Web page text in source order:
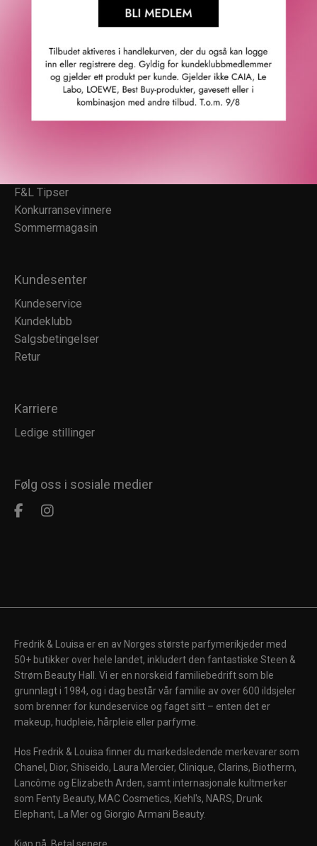
Fredrik & Louisa
Om Fredrik & Louisa
Autorisert forhandler
Redegjørelse åpenhetsloven
F&L Tipser
Konkurransevinnere
Sommermagasin
Kundesenter
Kundeservice
Kundeklubb
Salgsbetingelser
Retur
Karriere
Ledige stillinger
Følg oss i sosiale medier
Fredrik & Louisa er en av Norges største parfymerikjeder med
50+ butikker over hele landet, inkludert den fantastiske Steen &
Strøm Beauty Hall. Vi er en norskeid familiebedrift som ble
grunnlagt i 1984, og i dag består vår familie av over 600 ildsjeler
som brenner for kundeservice og faget sitt – enten det er
makeup, hudpleie, hårpleie eller parfyme.
Hos Fredrik & Louisa finner du markedsledende merkevarer som
Chanel, Dior, Shiseido, Laura Mercier, Clinique, Clarins, Biotherm,
Lancôme og Elizabeth Arden, samt internasjonale kultmerker
som Fenty Beauty, MAC Cosmetics, Kiehl's, NARS, Drunk
Elephant, La Mer og Giorgio Armani Beauty.